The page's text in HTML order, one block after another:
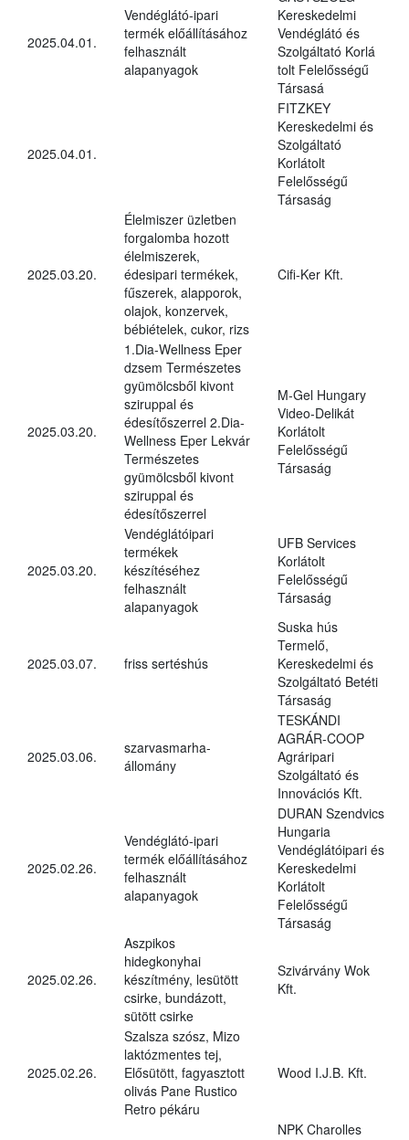
2025.04.01.
Vendéglátó-ipari
termék előállításához
felhasznált
alapanyagok
Kereskedelmi
Vendéglátó és
Szolgáltató Korlá
tolt Felelősségű
Társasá
2025.04.01.
FITZKEY
Kereskedelmi és
Szolgáltató
Korlátolt
Felelősségű
Társaság
2025.03.20.
Élelmiszer üzletben
forgalomba hozott
élelmiszerek,
édesipari termékek,
fűszerek, alapporok,
olajok, konzervek,
bébiételek, cukor, rizs
Cifi-Ker Kft.
2025.03.20.
1.Dia-Wellness Eper
dzsem Természetes
gyümölcsből kivont
sziruppal és
édesítőszerrel 2.Dia-
Wellness Eper Lekvár
Természetes
gyümölcsből kivont
sziruppal és
édesítőszerrel
M-Gel Hungary
Video-Delikát
Korlátolt
Felelősségű
Társaság
2025.03.20.
Vendéglátóipari
termékek
készítéséhez
felhasznált
alapanyagok
UFB Services
Korlátolt
Felelősségű
Társaság
2025.03.07. friss sertéshús
Suska hús
Termelő,
Kereskedelmi és
Szolgáltató Betéti
Társaság
2025.03.06.
szarvasmarha-
állomány
TESKÁNDI
AGRÁR-COOP
Agráripari
Szolgáltató és
Innovációs Kft.
2025.02.26.
Vendéglátó-ipari
termék előállításához
felhasznált
alapanyagok
DURAN Szendvics
Hungaria
Vendéglátóipari és
Kereskedelmi
Korlátolt
Felelősségű
Társaság
2025.02.26.
Aszpikos
hidegkonyhai
készítmény, lesütött
csirke, bundázott,
sütött csirke
Szivárvány Wok
Kft.
2025.02.26.
Szalsza szósz, Mizo
laktózmentes tej,
Elősütött, fagyasztott
olivás Pane Rustico
Retro pékáru
Wood I.J.B. Kft.
NPK Charolles